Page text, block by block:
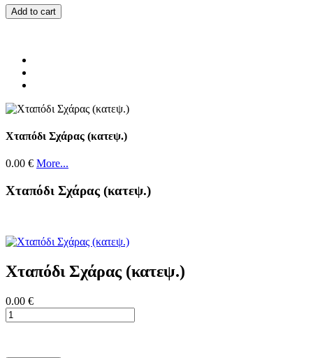
Add to cart
Χταπόδι Σχάρας (κατεψ.)
0.00 € More...
Χταπόδι Σχάρας (κατεψ.)
Χταπόδι Σχάρας (κατεψ.)
0.00 €